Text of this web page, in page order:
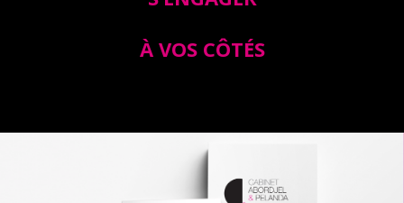
À VOS CÔTÉS